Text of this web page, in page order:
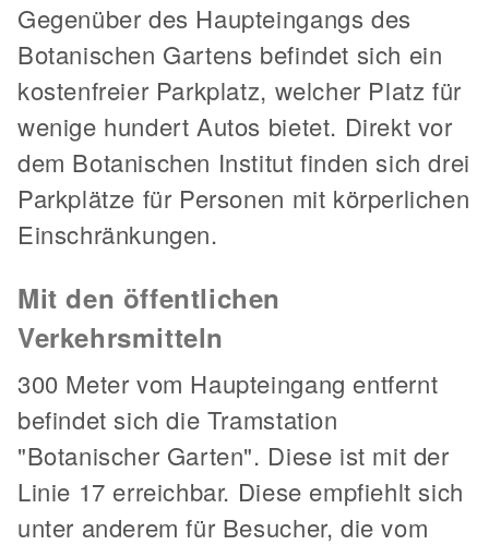
Gegenüber des Haupteingangs des
Botanischen Gartens befindet sich ein
kostenfreier Parkplatz, welcher Platz für
wenige hundert Autos bietet. Direkt vor
dem Botanischen Institut finden sich drei
Parkplätze für Personen mit körperlichen
Einschränkungen.
Mit den öffentlichen
Verkehrsmitteln
300 Meter vom Haupteingang entfernt
befindet sich die Tramstation
"Botanischer Garten". Diese ist mit der
Linie 17 erreichbar. Diese empfiehlt sich
unter anderem für Besucher, die vom